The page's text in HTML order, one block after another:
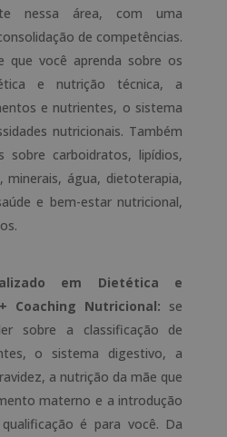
nessa área, com uma
de competências.
que você aprenda sobre os
e nutrição técnica, a
e nutrientes, o sistema
nutricionais. Também
sobre carboidratos, lipídios,
minerais, água, dietoterapia,
e bem-estar nutricional,
em Dietética e
Coaching Nutricional: se
sobre a classificação de
o sistema digestivo, a
a nutrição da mãe que
materno e a introdução
é para você. Da